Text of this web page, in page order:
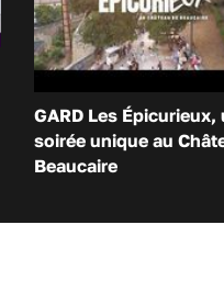
GARD Les Épicurieux,
soirée unique au
Beaucaire